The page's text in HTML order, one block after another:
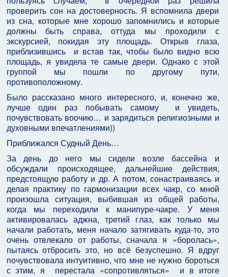
проверить сон на достоверность. Я вспомнила двери
из сна, которые мне хорошо запомнились и которые
должны быть справа, оттуда мы проходили с
экскурсией, покидая эту площадь. Открыв глаза,
приблизившись и встав так, чтобы было видно всю
площадь, я увидела те самые двери. Однако с этой
группой мы пошли по другому пути,
противоположному.
Было рассказано много интересного, и, конечно же,
лучше один раз побывать самому и увидеть,
почувствовать воочию… и зарядиться религиозными и
духовными впечатлениями))
Приближался Судный День…
За день до него мы сидели возле бассейна и
обсуждали происходящее, дальнейшие действия,
предстоящую работу и др. А потом, сонастраиваясь и
делая практику по гармонизации всех чакр, со мной
произошла ситуация, выбившая из общей работы,
когда мы переходили к манипуре-чакре. У меня
активировалась аджна, третий глаз, как только мы
начали работать, меня начало затягивать куда-то, это
очень отвлекало от работы, сначала я «боролась»,
пытаясь отбросить это, но всё безуспешно. Я вдруг
почувствовала интуитивно, что мне не нужно бороться
с этим, я перестала «сопротивляться» и в итоге